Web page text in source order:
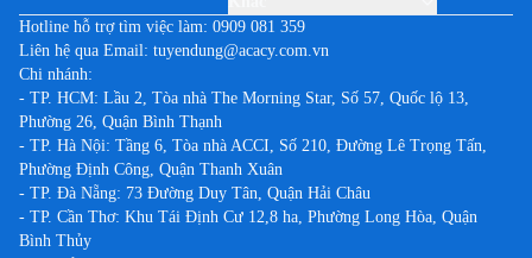
280 tỷ đồng để hỗ trợ giải quyết các vấn đề sức khỏe, tập trung vào cải
thiện dinh dưỡng, phòng tránh và điều trị các bệnh mạn tính như đái tháo
đường, tim mạch, đào tạo đội ngũ y tế và nâng cao nhận thức về chăm sóc
sức khoẻ cộng đồng.
Hotline hỗ trợ tìm việc làm: 0909 081 359
Liên hệ qua Email: tuyendung@acacy.com.vn
Chi nhánh:
- TP. HCM: Lầu 2, Tòa nhà The Morning Star, Số 57, Quốc lộ 13,
Phường 26, Quận Bình Thạnh
- TP. Hà Nội: Tầng 6, Tòa nhà ACCI, Số 210, Đường Lê Trọng Tấn,
Phường Định Công, Quận Thanh Xuân
- TP. Đà Nẵng: 73 Đường Duy Tân, Quận Hải Châu
- TP. Cần Thơ: Khu Tái Định Cư 12,8 ha, Phường Long Hòa, Quận
Bình Thủy